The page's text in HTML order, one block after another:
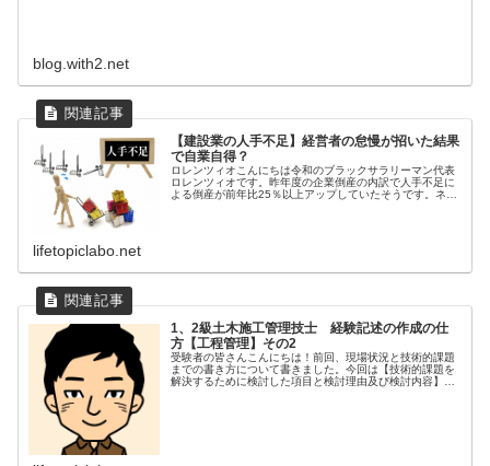
blog.with2.net
【建設業の人手不足】経営者の怠慢が招いた結果
で自業自得？
ロレンツィオこんにちは令和のブラックサラリーマン代表
ロレンツィオです。昨年度の企業倒産の内訳で人手不足に
よる倒産が前年比25％以上アップしていたそうです。ネッ
lifetopiclabo.net
1、2級土木施工管理技士 経験記述の作成の仕
方【工程管理】その2
受験者の皆さんこんにちは！前回、現場状況と技術的課題
までの書き方について書きました。今回は【技術的課題を
解決するために検討した項目と検討理由及び検討内容】の